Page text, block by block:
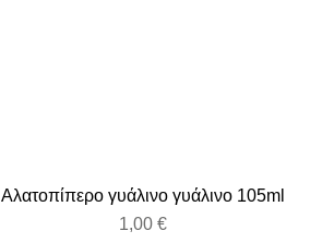
Αλατοπίπερο γυάλινο γυάλινο 105ml
Τιμή
1,00 €